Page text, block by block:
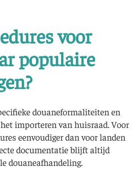
voor
populaire
douaneformaliteiten en
importeren van huisraad. Voor
eenvoudiger dan voor landen
documentatie blijft altijd
douaneafhandeling.